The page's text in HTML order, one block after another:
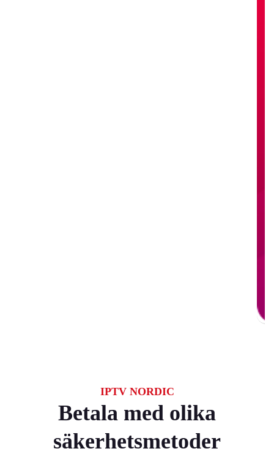
IPTV NORDIC
Betala med olika
säkerhetsmetoder